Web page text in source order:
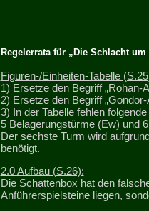
Regelerrata für „Die Schlacht um
Figuren-/Einheiten-Tabelle
1) Ersetze den Begriff „Rohan-
2) Ersetze den Begriff
3) In der Tabelle fehlen
5 Belagerungstürme (Ew) und
Der sechste Turm wird
benötigt.
2.0 Aufbau (S.26):
Die Schattenbox hat den
Anführerspielsteine liegen,